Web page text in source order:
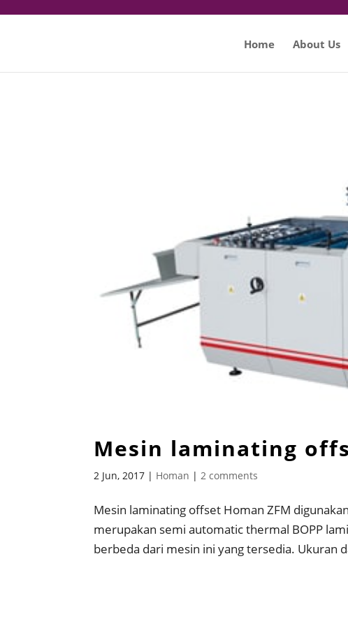
Home About Us
Mesin laminating
2 Jun, 2017 | Homan |2 comments
Mesin laminating offset Homan ZFM
merupakan semi automatic thermal BOPP
berbeda dari mesin ini yang tersedia. Ukuran